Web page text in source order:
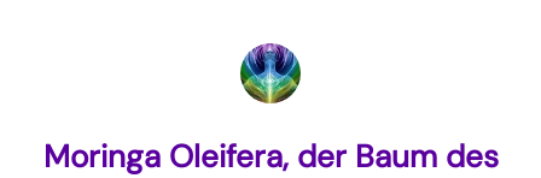
Moringa Oleifera, der Baum des